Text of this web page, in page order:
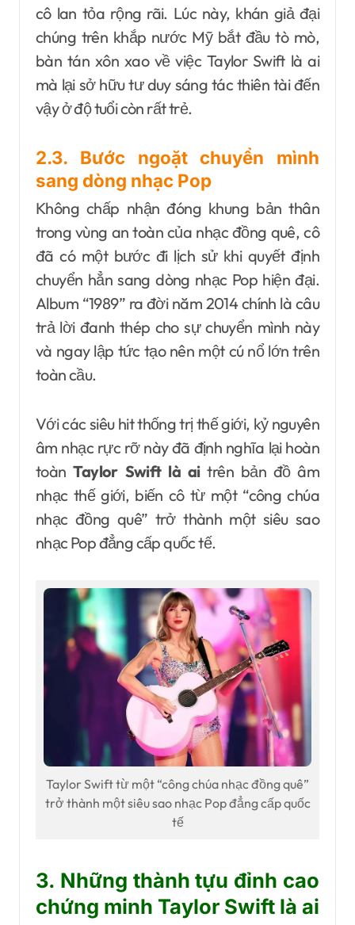
cô lan tỏa rộng rãi. Lúc này, khán giả đại
chúng trên khắp nước Mỹ bắt đầu tò mò,
bàn tán xôn xao về việc Taylor Swift là ai
mà lại sở hữu tư duy sáng tác thiên tài đến
vậy ở độ tuổi còn rất trẻ.
2.3. Bước ngoặt chuyển mình
sang dòng nhạc Pop
Không chấp nhận đóng khung bản thân
trong vùng an toàn của nhạc đồng quê, cô
đã có một bước đi lịch sử khi quyết định
chuyển hẳn sang dòng nhạc Pop hiện đại.
Album “1989” ra đời năm 2014 chính là câu
trả lời đanh thép cho sự chuyển mình này
và ngay lập tức tạo nên một cú nổ lớn trên
toàn cầu.
Với các siêu hit thống trị thế giới, kỷ nguyên
âm nhạc rực rỡ này đã định nghĩa lại hoàn
toànTaylor Swift là aitrên bản đồ âm
nhạc thế giới, biến cô từ một “công chúa
nhạc đồng quê” trở thành một siêu sao
nhạc Pop đẳng cấp quốc tế.
Taylor Swift từ một “công chúa nhạc đồng quê”
trở thành một siêu sao nhạc Pop đẳng cấp quốc
tế
3. Những thành tựu đỉnh cao
chứng minh Taylor Swift là ai